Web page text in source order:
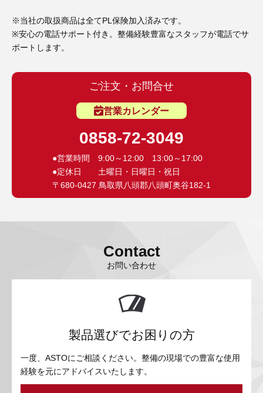
3D プリンターペン（8）
※当社の取扱商品は全てPL保険加入済みです。
※安心の電話サポート付き。整備経験豊富なスタッフが電話でサ
ポートします。
ご注文・お問合せ
営業カレンダー
0858-72-3049
●営業時間 9:00～12:00 13:00～17:00
●定休日 土曜日・日曜日・祝日
〒680-0427 鳥取県八頭郡八頭町奥谷182-1
Contact
お問い合わせ
製品選びでお困りの方
一度、ASTOにご相談ください。整備の現場での豊富な使用
経験を元にアドバイスいたします。